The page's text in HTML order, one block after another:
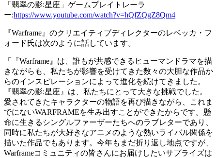
「翡翠の影:星座」ゲームプレイトレーラ
ー:https://www.youtube.com/watch?v=hQfZQgZ8Qm4
『Warframe』のクリエイティブディレクターのレベッカ・フ
ォード氏は次のように話しています。
「『Warframe』は、誰もが共感できるヒューマンドラマを描
きながらも、私たちが影響を受けてきた数々の大胆な作品か
らのインスピレーションによって進化を続けてきました。
『翡翠の影:星座』は、私たちにとって大きな挑戦でした。
愛されてきたキャラクターの物語を再び描きながら、これま
でにないWARFRAMEを生み出すことができたからです。懸
命に生きるシングルファーザーたちへのラブレターであり、
同時に私たちが大好きなアニメのような熱いライバル関係を
描いた作品でもあります。今年もまだ折り返し地点ですが、
Warframeコミュニティの皆さんにお届けしたいサプライズは